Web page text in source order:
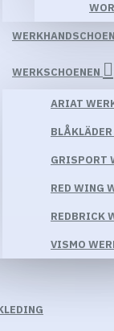
WERKSCHOENEN
ARIAT
GRISPORT
RED WING
REDBRICK
VISMO